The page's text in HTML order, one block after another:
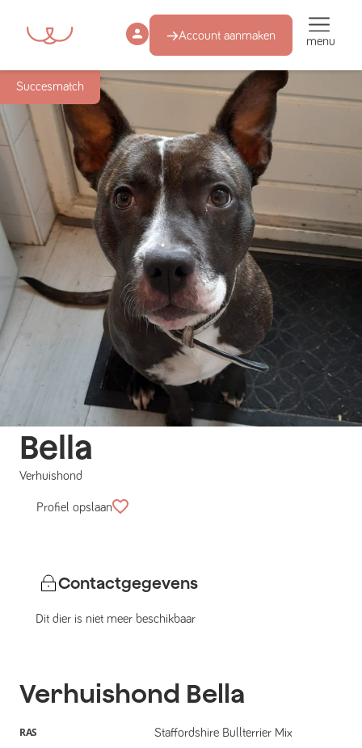
Account aanmaken menu
Succesmatch
Bella
Verhuishond
Profiel opslaan
Contactgegevens
Dit dier is niet meer beschikbaar
Verhuishond Bella
RAS Staffordshire Bullterrier Mix